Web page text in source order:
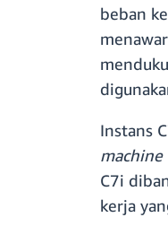
beban
Instans
C7i
kerja